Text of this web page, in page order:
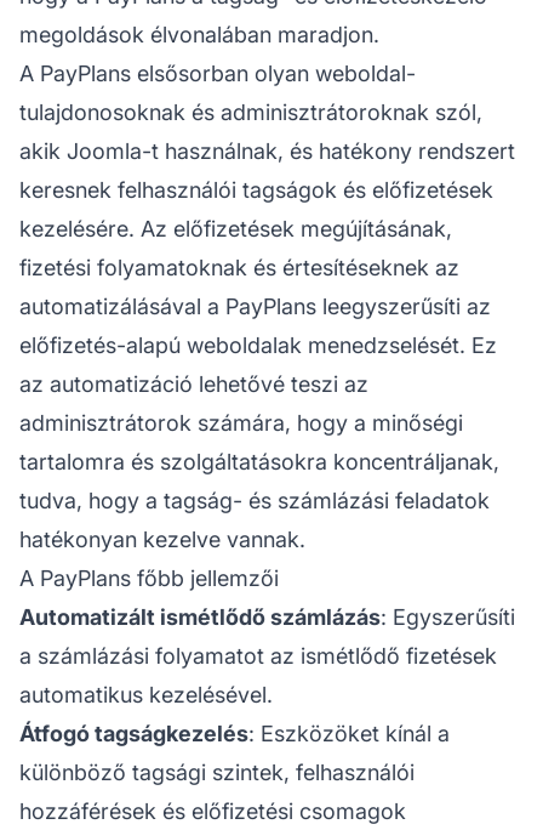
megoldások élvonalában maradjon.
A PayPlans elsősorban olyan weboldal-
tulajdonosoknak és adminisztrátoroknak szól,
akik Joomla-t használnak, és hatékony rendszert
keresnek felhasználói tagságok és előfizetések
kezelésére. Az előfizetések megújításának,
fizetési folyamatoknak és értesítéseknek az
automatizálásával a PayPlans leegyszerűsíti az
előfizetés-alapú weboldalak menedzselését. Ez
az automatizáció lehetővé teszi az
adminisztrátorok számára, hogy a minőségi
tartalomra és szolgáltatásokra koncentráljanak,
tudva, hogy a tagság- és számlázási feladatok
hatékonyan kezelve vannak.
A PayPlans főbb jellemzői
Automatizált ismétlődő számlázás: Egyszerűsíti
a számlázási folyamatot az ismétlődő fizetések
automatikus kezelésével.
Átfogó tagságkezelés: Eszközöket kínál a
különböző tagsági szintek, felhasználói
hozzáférések és előfizetési csomagok